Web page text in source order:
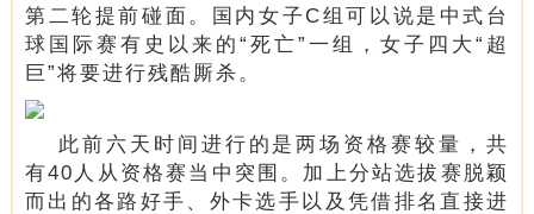
第二轮提前碰面。国内女子C组可以说是中式台
球国际赛有史以来的“死亡”一组，女子四大“超
巨”将要进行残酷厮杀。
此前六天时间进行的是两场资格赛较量，共
有40人从资格赛当中突围。加上分站选拔赛脱颖
而出的各路好手、外卡选手以及凭借排名直接进